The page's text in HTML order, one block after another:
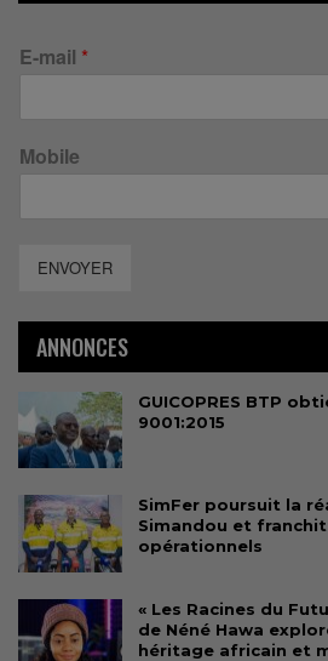
E-mail *
Mobile
ENVOYER
ANNONCES
GUICOPRES BTP
9001:2015
SimFer poursuit la
Simandou et
opérationnels
« Les Racines du
de Néné Hawa
héritage africain et